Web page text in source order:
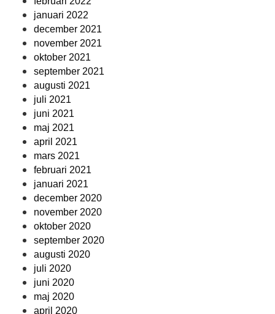
januari 2022
december 2021
november 2021
oktober 2021
september 2021
augusti 2021
juli 2021
juni 2021
maj 2021
april 2021
mars 2021
februari 2021
januari 2021
december 2020
november 2020
oktober 2020
september 2020
augusti 2020
juli 2020
juni 2020
maj 2020
april 2020